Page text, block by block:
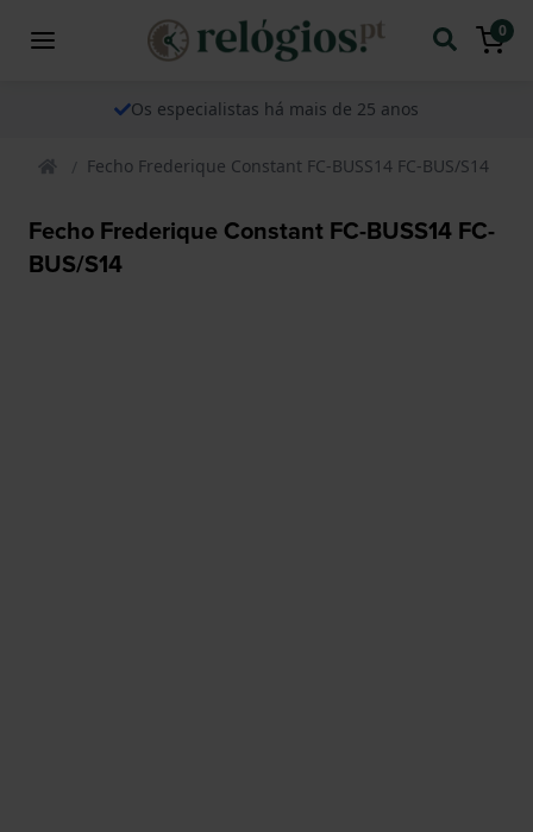
0
Os especialistas há mais de 25 anos
Fecho Frederique Constant FC-BUSS14 FC-BUS/S14
Fecho Frederique Constant FC-BUSS14 FC-
BUS/S14